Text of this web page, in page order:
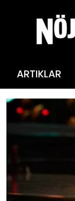
ARTIKLAR